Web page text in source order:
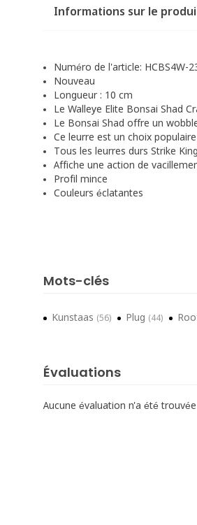
Informations sur le
Numéro de l'article: HCBS4W-
Nouveau
Longueur : 10 cm
Le Walleye Elite Bonsai Shad
Le Bonsai Shad offre un
Ce leurre est un choix
Tous les leurres durs Strike
Affiche une action de
Profil mince
Couleurs éclatantes
Mots-clés
Kunstaas (56) Plug (44)
Évaluations
Aucune évaluation n'a été trouvée